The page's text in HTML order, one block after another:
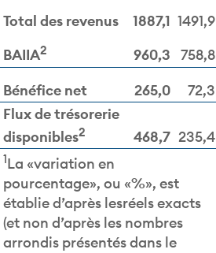
Total des revenus 1887,1 1491,9
BAIIA2 960,3 758,8
Bénéfice net
265,0 72,3
Flux de trésorerie
disponibles2 468,7 235,4
1La «variation en
pourcentage», ou «%», est
établie d’après lesréels exacts
(et non d’après les nombres
arrondis présentés dans le